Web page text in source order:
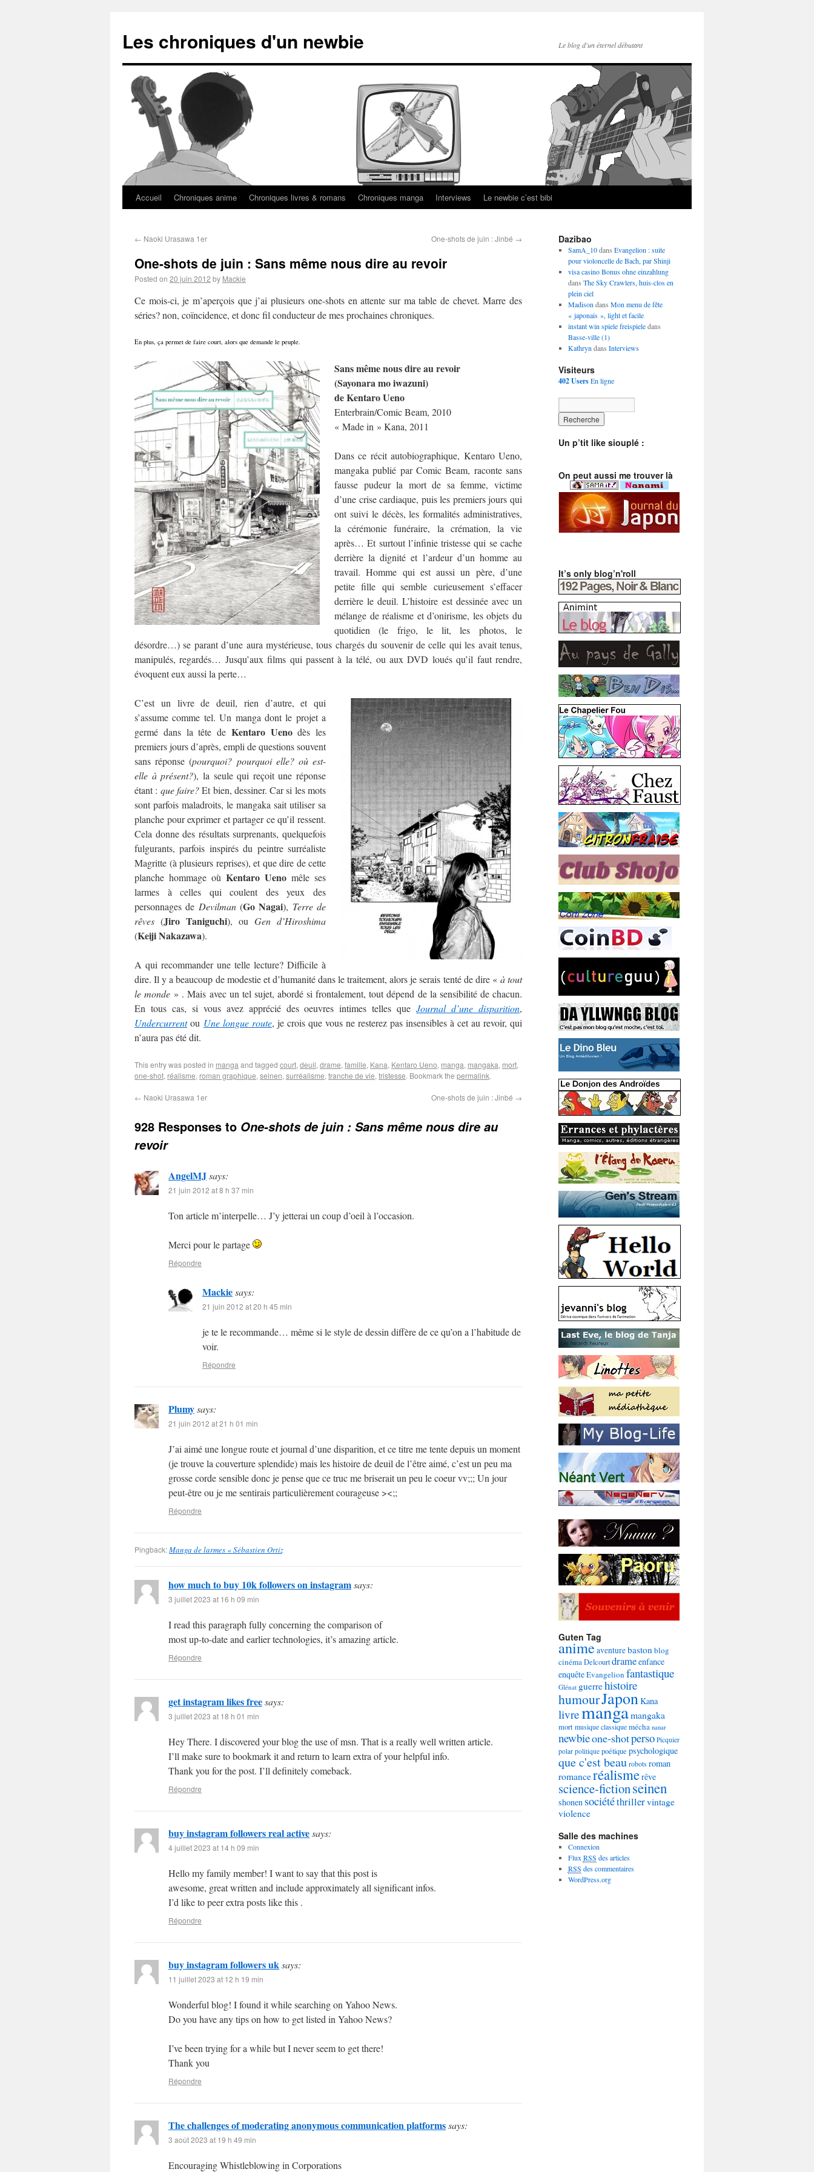
Les chroniques d'un newbie Le blog d'un éternel débutant
Accueil Chroniques anime Chroniques livres & romans Chroniques manga Interviews Le newbie c’est bibi
← Naoki Urasawa 1er One-shots de juin : Jinbé →
One-shots de juin : Sans même nous dire au revoir
Posted on 20 juin 2012 by Mackie
Ce mois-ci, je m’aperçois que j’ai plusieurs one-shots en attente sur ma table de chevet. Marre des
séries? non, coïncidence, et donc fil conducteur de mes prochaines chroniques.
En plus, ça permet de faire court, alors que demande le peuple.
Sans même nous dire au revoir
(Sayonara mo iwazuni)
de Kentaro Ueno
Enterbrain/Comic Beam, 2010
« Made in » Kana, 2011
Dans ce récit autobiographique, Kentaro Ueno,
mangaka publié par Comic Beam, raconte sans
fausse pudeur la mort de sa femme, victime
d’une crise cardiaque, puis les premiers jours qui
ont suivi le décès, les formalités administratives,
la cérémonie funéraire, la crémation, la vie
après… Et surtout l’infinie tristesse qui se cache
derrière la dignité et l’ardeur d’un homme au
travail. Homme qui est aussi un père, d’une
petite fille qui semble curieusement s’effacer
derrière le deuil. L’histoire est dessinée avec un
mélange de réalisme et d’onirisme, les objets du
quotidien (le frigo, le lit, les photos, le
désordre…) se parant d’une aura mystérieuse, tous chargés du souvenir de celle qui les avait tenus,
manipulés, regardés… Jusqu’aux films qui passent à la télé, ou aux DVD loués qu’il faut rendre,
évoquent eux aussi la perte…
C’est un livre de deuil, rien d’autre, et qui
s’assume comme tel. Un manga dont le projet a
germé dans la tête de Kentaro Uenodès les
premiers jours d’après, empli de questions souvent
sans réponse (pourquoi? pourquoi elle? où est-
elle à présent?), la seule qui reçoit une réponse
étant : que faire?Et bien, dessiner. Car si les mots
sont parfois maladroits, le mangaka sait utiliser sa
planche pour exprimer et partager ce qu’il ressent.
Cela donne des résultats surprenants, quelquefois
fulgurants, parfois inspirés du peintre surréaliste
Magritte (à plusieurs reprises), et que dire de cette
planche hommage où Kentaro Ueno mêle ses
larmes à celles qui coulent des yeux des
personnages de Devilman(Go Nagai), Terre de
rêves (Jiro Taniguchi), ou Gen d’Hiroshima
(Keiji Nakazawa).
A qui recommander une telle lecture? Difficile à
dire. Il y a beaucoup de modestie et d’humanité dans le traitement, alors je serais tenté de dire « à tout
le monde » . Mais avec un tel sujet, abordé si frontalement, tout dépend de la sensibilité de chacun.
En tous cas, si vous avez apprécié des oeuvres intimes telles queJournal d’une disparition,
Undercurrentou Une longue route, je crois que vous ne resterez pas insensibles à cet au revoir, qui
n’aura pas été dit.
This entry was posted in manga and tagged court, deuil, drame, famille, Kana, Kentaro Ueno, manga, mangaka, mort,
one-shot, réalisme, roman graphique, seinen, surréalisme, tranche de vie, tristesse. Bookmark the permalink.
← Naoki Urasawa 1er One-shots de juin : Jinbé →
928 Responses to One-shots de juin : Sans même nous dire au
revoir
AngelMJsays:
21 juin 2012 at 8 h 37 min
Ton article m’interpelle… J’y jetterai un coup d’oeil à l’occasion.
Merci pour le partage
Répondre
Mackiesays:
21 juin 2012 at 20 h 45 min
je te le recommande… même si le style de dessin diffère de ce qu’on a l’habitude de
voir.
Répondre
Plumysays:
21 juin 2012 at 21 h 01 min
J’ai aimé une longue route et journal d’une disparition, et ce titre me tente depuis un moment
(je trouve la couverture splendide) mais les histoire de deuil de l’être aimé, c’est un peu ma
grosse corde sensible donc je pense que ce truc me briserait un peu le coeur vv;;; Un jour
peut-être ou je me sentirais particulièrement courageuse ><;;
Répondre
Pingback:Manga de larmes « Sébastien Ortiz
how much to buy 10k followers on instagramsays:
3 juillet 2023 at 16 h 09 min
I read this paragraph fully concerning the comparison of
most up-to-date and earlier technologies, it’s amazing article.
Répondre
get instagram likes freesays:
3 juillet 2023 at 18 h 01 min
Hey There. I discovered your blog the use of msn. That is a really well written article.
I’ll make sure to bookmark it and return to learn extra of your helpful info.
Thank you for the post. I’ll definitely comeback.
Répondre
buy instagram followers real activesays:
4 juillet 2023 at 14 h 09 min
Hello my family member! I want to say that this post is
awesome, great written and include approximately all significant infos.
I’d like to peer extra posts like this .
Répondre
buy instagram followers uksays:
11 juillet 2023 at 12 h 19 min
Wonderful blog! I found it while searching on Yahoo News.
Do you have any tips on how to get listed in Yahoo News?
I’ve been trying for a while but I never seem to get there!
Thank you
Répondre
The challenges of moderating anonymous communication platformssays:
3 août 2023 at 19 h 49 min
Encouraging Whistleblowing in Corporations
Dazibao
SamA_10dans Evangelion : suite
pour violoncelle de Bach, par Shinji
visa casino Bonus ohne einzahlung
dans The Sky Crawlers, huis-clos en
plein ciel
Madison dans Mon menu de fête
« japonais », light et facile
instant win spiele freispieledans
Basse-ville (1)
Kathryn dans Interviews
Visiteurs
402 UsersEn ligne
Un p’tit like siouplé :
On peut aussi me trouver là
It’s only blog’n'roll
Guten Tag
animeaventurebaston blog
cinémaDelcourtdrameenfance
enquêteEvangelion fantastique
Glénat guerrehistoire
humourJapon Kana
livremangamangaka
mortmusique classiquemécha nanar
newbieone-shotperso Picquier
polar politique poétique psychologique
que c'est beaurobotsroman
romanceréalismerêve
science-fictionseinen
shonen sociététhrillervintage
violence
Salle des machines
Connexion
Flux RSS des articles
RSS des commentaires
WordPress.org